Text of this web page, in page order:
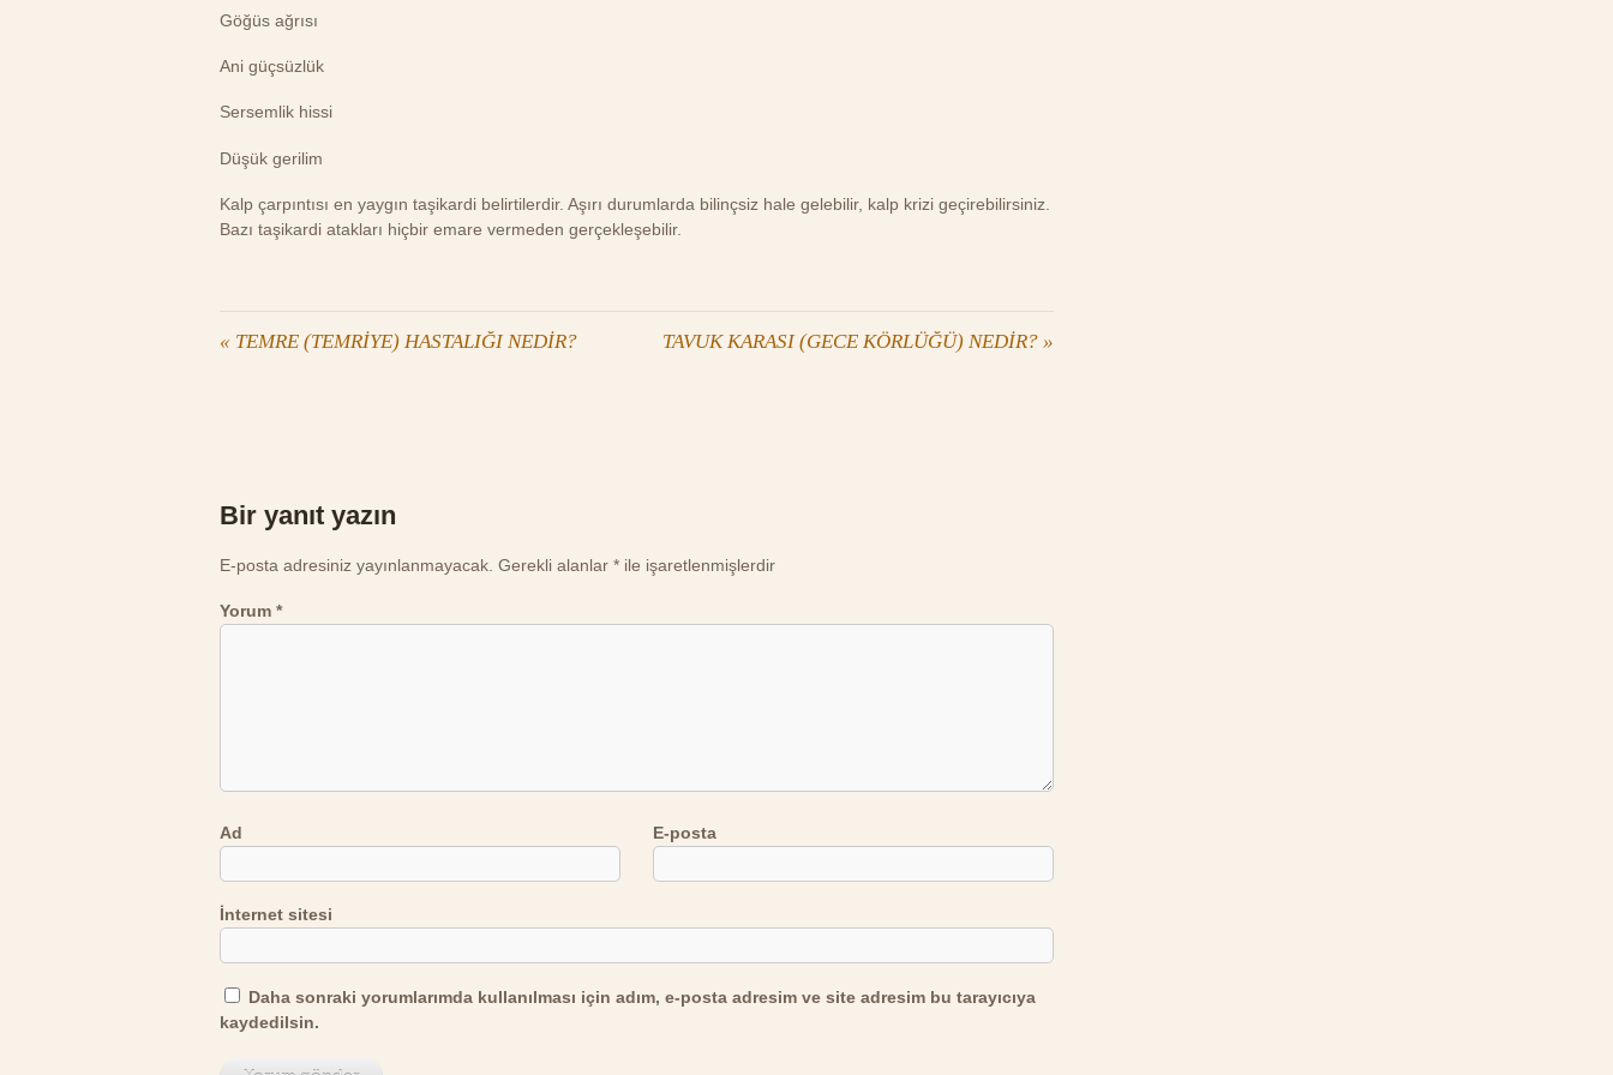
Göğüs ağrısı
Ani güçsüzlük
Sersemlik hissi
Düşük gerilim
Kalp çarpıntısı en yaygın taşikardi belirtilerdir. Aşırı durumlarda bilinçsiz hale gelebilir, kalp krizi geçirebilirsiniz.
Bazı taşikardi atakları hiçbir emare vermeden gerçekleşebilir.
« TEMRE (TEMRİYE) HASTALIĞI NEDİR? TAVUK KARASI (GECE KÖRLÜĞÜ) NEDİR? »
Bir yanıt yazın
E-posta adresiniz yayınlanmayacak. Gerekli alanlar * ile işaretlenmişlerdir
Yorum *
Ad E-posta
İnternet sitesi
Daha sonraki yorumlarımda kullanılması için adım, e-posta adresim ve site adresim bu tarayıcıya
kaydedilsin.